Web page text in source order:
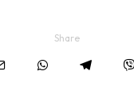
Share